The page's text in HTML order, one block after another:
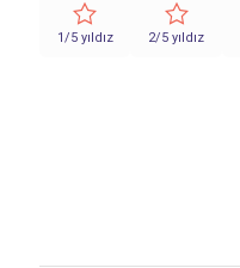
1/5 yıldız 2/5 yıldız